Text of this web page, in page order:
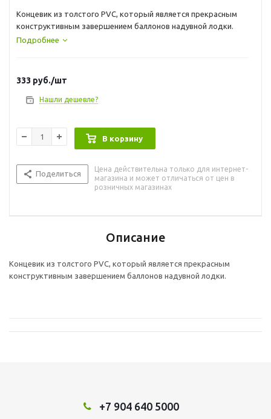
Концевик из толстого PVC, который является прекрасным
конструктивным завершением баллонов надувной лодки.
Подробнее
333 руб./шт
Нашли дешевле?
В корзину
Поделиться
Цена действительна только для интернет-
магазина и может отличаться от цен в
розничных магазинах
Описание
Концевик из толстого PVC, который является прекрасным
конструктивным завершением баллонов надувной лодки.
+7 904 640 5000